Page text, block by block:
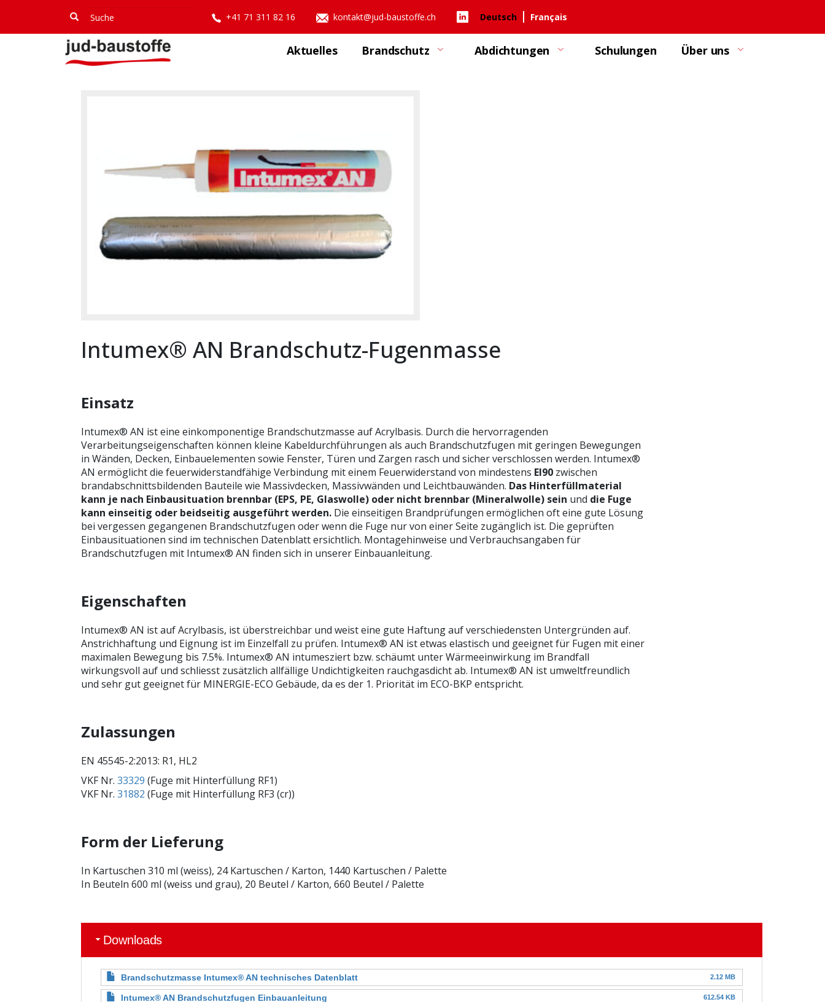
Inhalt
Suche
Suche +41 71 311 82 16 kontakt@jud-baustoffe.ch Deutsch Français
Aktuelles Brandschutz Abdichtungen Schulungen Über uns
Intumex® AN Brandschutz-Fugenmasse
Einsatz
Intumex® AN ist eine einkomponentige Brandschutzmasse auf Acrylbasis. Durch die hervorragenden
Verarbeitungseigenschaften können kleine Kabeldurchführungen als auch Brandschutzfugen mit geringen Bewegungen
in Wänden, Decken, Einbauelementen sowie Fenster, Türen und Zargen rasch und sicher verschlossen werden. Intumex®
AN ermöglicht die feuerwiderstandfähige Verbindung mit einem Feuerwiderstand von mindestens EI90 zwischen
brandabschnittsbildenden Bauteile wie Massivdecken, Massivwänden und Leichtbauwänden. Das Hinterfüllmaterial
kann je nach Einbausituation brennbar (EPS, PE, Glaswolle) oder nicht brennbar (Mineralwolle) sein und die Fuge
kann einseitig oder beidseitig ausgeführt werden. Die einseitigen Brandprüfungen ermöglichen oft eine gute Lösung
bei vergessen gegangenen Brandschutzfugen oder wenn die Fuge nur von einer Seite zugänglich ist. Die geprüften
Einbausituationen sind im technischen Datenblatt ersichtlich. Montagehinweise und Verbrauchsangaben für
Brandschutzfugen mit Intumex® AN finden sich in unserer Einbauanleitung.
Eigenschaften
Intumex® AN ist auf Acrylbasis, ist überstreichbar und weist eine gute Haftung auf verschiedensten Untergründen auf.
Anstrichhaftung und Eignung ist im Einzelfall zu prüfen. Intumex® AN ist etwas elastisch und geeignet für Fugen mit einer
maximalen Bewegung bis 7.5%. Intumex® AN intumesziert bzw. schäumt unter Wärmeeinwirkung im Brandfall
wirkungsvoll auf und schliesst zusätzlich allfällige Undichtigkeiten rauchgasdicht ab. Intumex® AN ist umweltfreundlich
und sehr gut geeignet für MINERGIE-ECO Gebäude, da es der 1. Priorität im ECO-BKP entspricht.
Zulassungen
EN 45545-2:2013: R1, HL2
VKF Nr. 33329 (Fuge mit Hinterfüllung RF1)
VKF Nr. 31882 (Fuge mit Hinterfüllung RF3 (cr))
Form der Lieferung
In Kartuschen 310 ml (weiss), 24 Kartuschen / Karton, 1440 Kartuschen / Palette
In Beuteln 600 ml (weiss und grau), 20 Beutel / Karton, 660 Beutel / Palette
Downloads
Brandschutzmasse Intumex® AN technisches Datenblatt 2.12 MB
Intumex® AN Brandschutzfugen Einbauanleitung 612.54 KB